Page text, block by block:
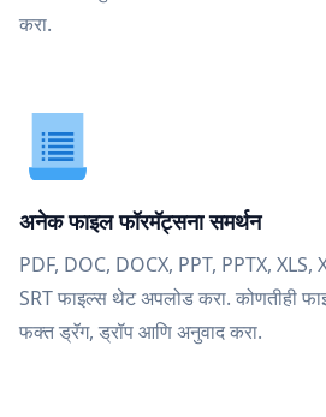
करा.
अनेक फाइल फॉरमॅट्सना समर्थन
PDF, DOC, DOCX, PPT, PPTX, XLS,
SRT फाइल्स थेट अपलोड करा. कोणतीही
फक्त ड्रॅग, ड्रॉप आणि अनुवाद करा.